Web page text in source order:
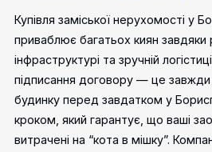
Купівля заміської нерухомості у
приваблює багатьох киян завдяки
інфраструктурі та зручній
підписання договору — це завжди
будинку перед завдатком у
кроком, який гарантує, що ваші
витрачені на “кота в мішку”.